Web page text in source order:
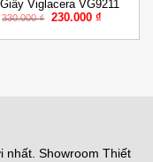
Viglacera VG9211
330.000₫
Giá
là:
230.000 ₫Giá
tại
nhất. Showroom Thiết